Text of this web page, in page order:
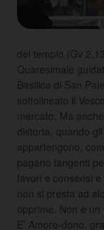
del tempio (Gv
Quaresimale
Basilica di San
sottolineato il
mercato. Ma
distorta, quando
appartengono,
pagano tangenti
favori e consensi
non si presta ad
opprime. Non è un
E’ Amore-dono,